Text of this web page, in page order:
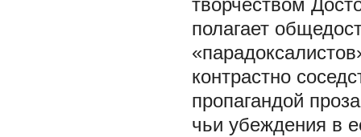
творчеством
полагает
контрастно
пропагандой
чьи убеждения в